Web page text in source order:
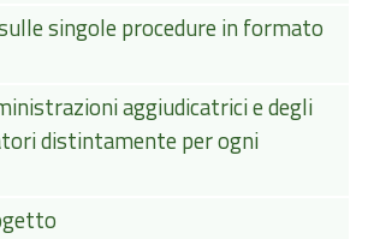
singole procedure in formato
aggiudicatrici e degli
distintamente per ogni